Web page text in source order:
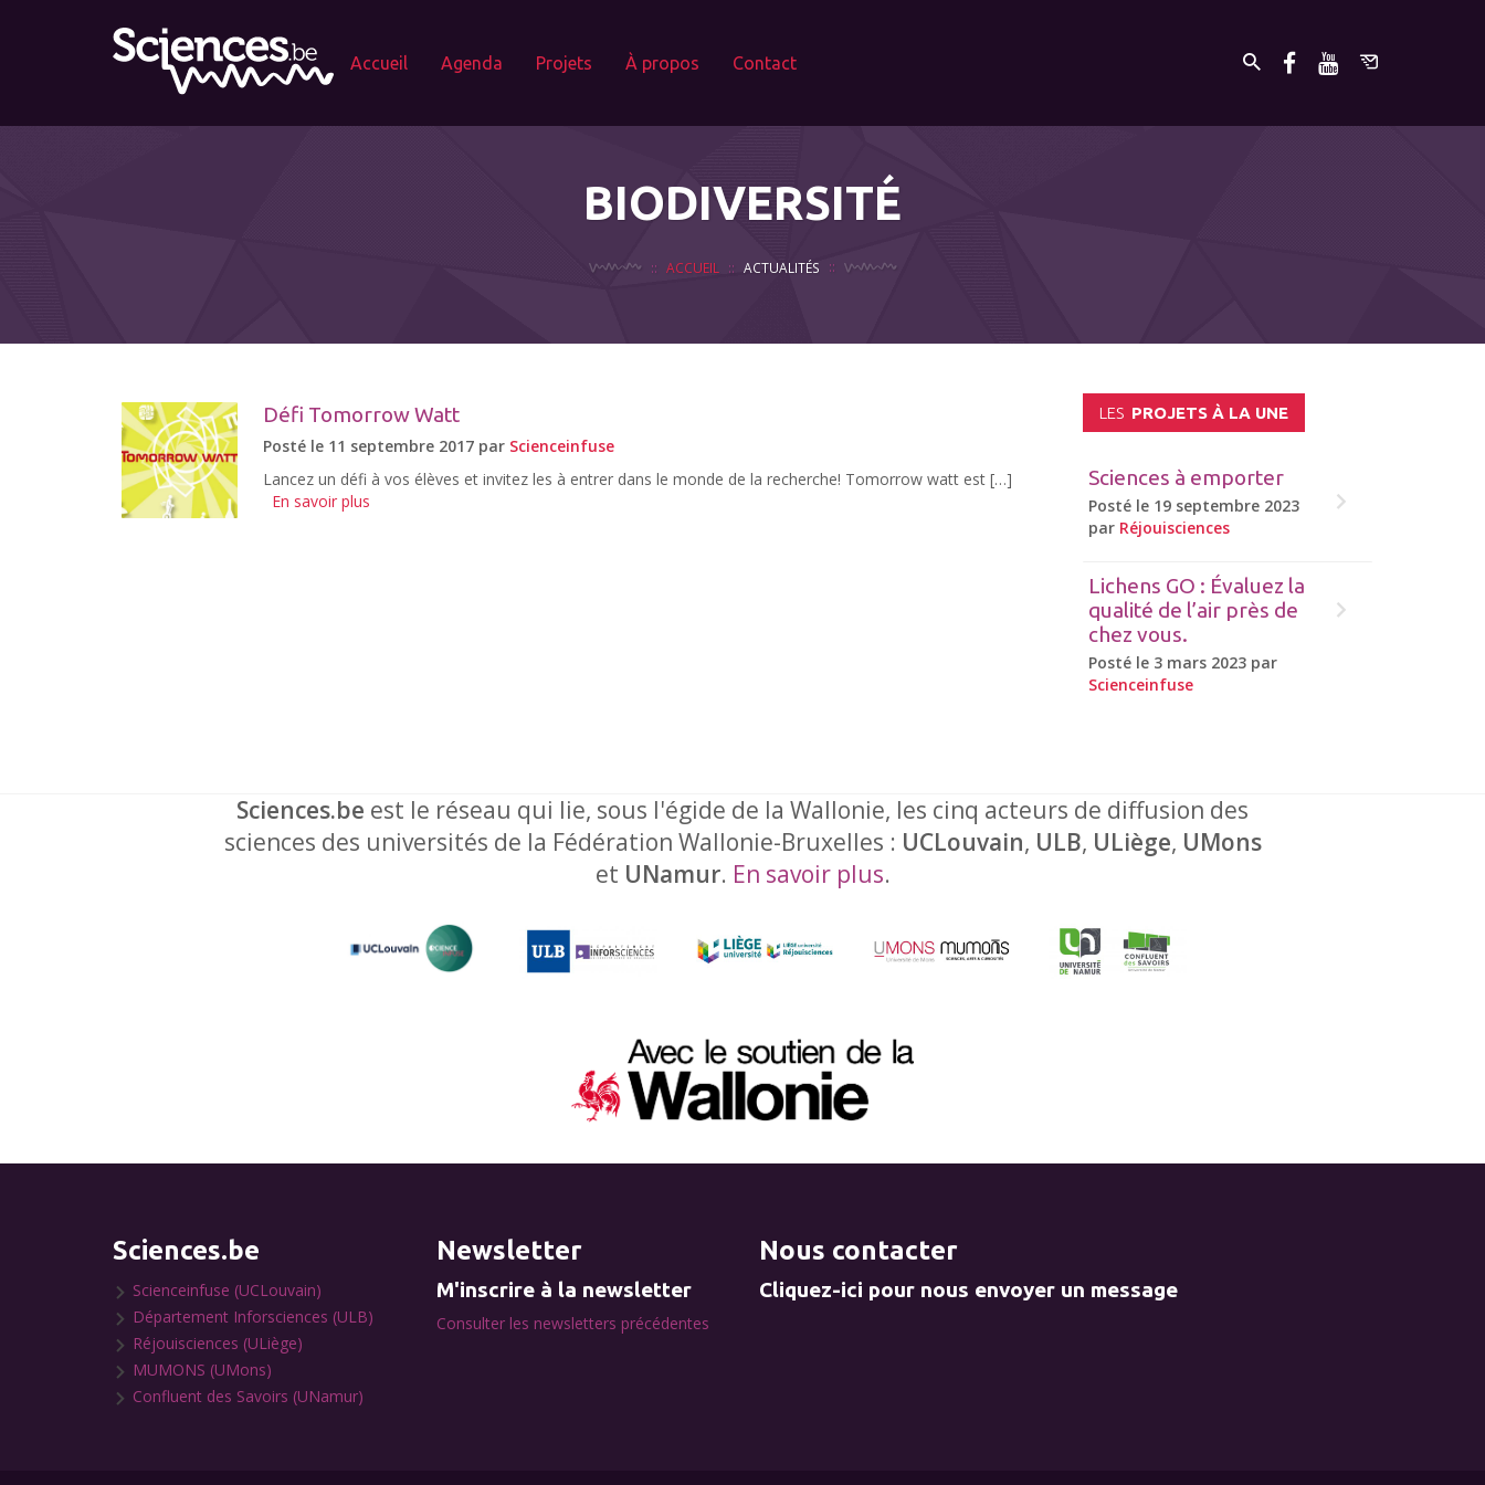
Accueil Agenda Projets À propos Contact
BIODIVERSITÉ
ACCUEIL ACTUALITÉS
Défi Tomorrow Watt
Posté le 11 septembre 2017 par Scienceinfuse
Lancez un défi à vos élèves et invitez les à entrer dans le monde de la recherche! Tomorrow watt est […]
En savoir plus
LES PROJETS À LA UNE
Sciences à emporter
Posté le 19 septembre 2023
par Réjouisciences
Lichens GO : Évaluez la
qualité de l’air près de
chez vous.
Posté le 3 mars 2023 par
Scienceinfuse
Sciences.be est le réseau qui lie, sous l'égide de la Wallonie, les cinq acteurs de diffusion des
sciences des universités de la Fédération Wallonie-Bruxelles : UCLouvain, ULB, ULiège, UMons
et UNamur. En savoir plus.
Sciences.be
Scienceinfuse (UCLouvain)
Département Inforsciences (ULB)
Réjouisciences (ULiège)
MUMONS (UMons)
Confluent des Savoirs (UNamur)
Newsletter
M'inscrire à la newsletter
Consulter les newsletters précédentes
Nous contacter
Cliquez-ici pour nous envoyer un message